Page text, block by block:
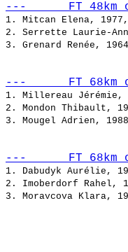
---      FT 48km
1. Mitcan Elena,
2. Serrette
3. Grenard
---      FT 68km
1. Millereau
2. Mondon
3. Mougel
---      FT 68km
1. Dabudyk
2. Imoberdorf
3. Moravcova